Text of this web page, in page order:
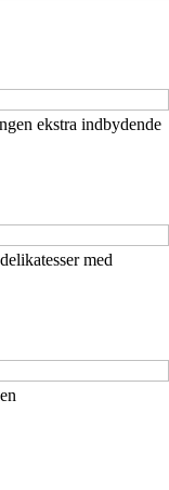
ekstra indbydende
med